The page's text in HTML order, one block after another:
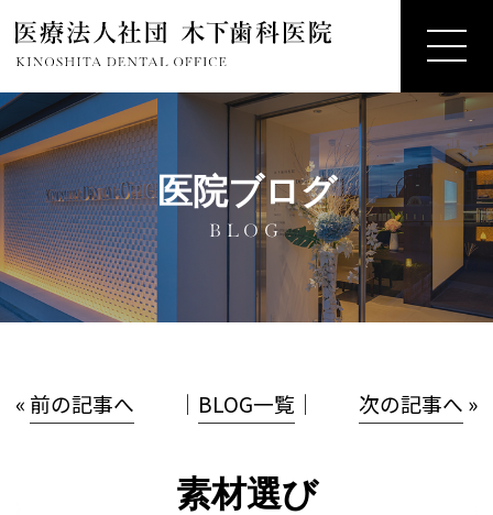
医院ブログ
BLOG
« 前の記事へ │ BLOG一覧 │ 次の記事へ »
素材選び